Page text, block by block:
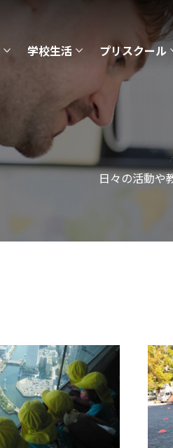
学校生活 プリスクール
日々の活動や